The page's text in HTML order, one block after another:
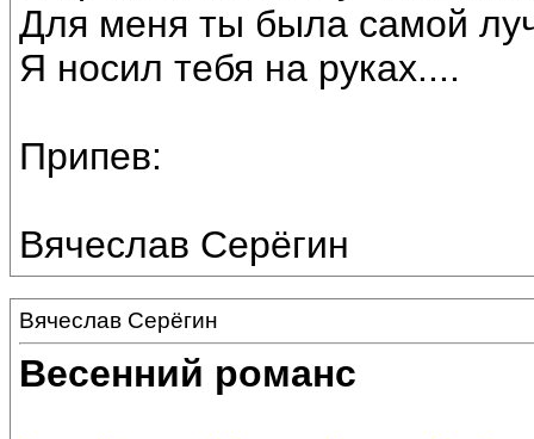
Для меня ты была самой
Я носил тебя на руках....
Припев:
Вячеслав Серёгин
Вячеслав Серёгин
Весенний романс